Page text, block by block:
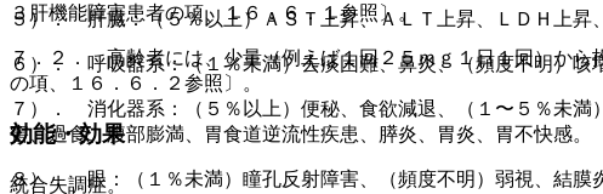
５）． 肝臓：（５％以上）ＡＳＴ上昇、ＡＬＴ上昇、ＬＤＨ上昇
６）． 呼吸器系：（１％未満）去痰困難、鼻炎、（頻度不明）咳
７）． 消化器系：（５％以上）便秘、食欲減退、（１〜５％未
害、過食、腹部膨満、胃食道逆流性疾患、膵炎、胃炎、胃不快感。
８）． 眼：（１％未満）瞳孔反射障害、（頻度不明）弱視、結膜
３肝機能障害患者の項、１６．６．１参照〕。
７．２． 高齢者には、少量（例えば１回２５ｍｇ１日１回）か
の項、１６．６．２参照〕。
効能・効果
統合失調症。